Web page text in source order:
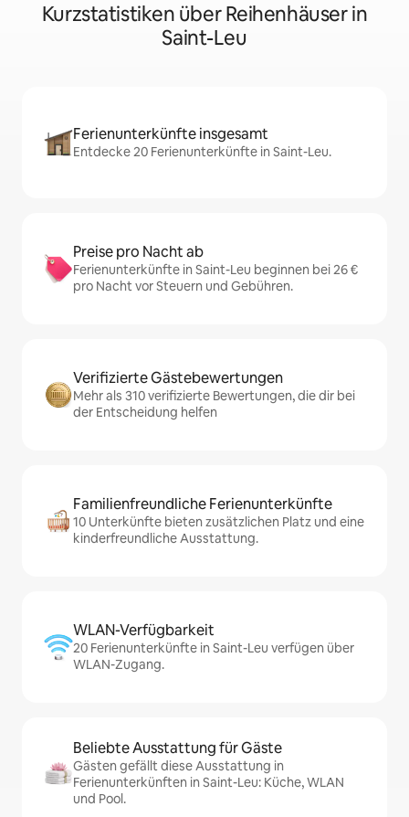
Kurzstatistiken über Reihenhäuser in
Saint-Leu
Ferienunterkünfte insgesamt
Entdecke 20 Ferienunterkünfte in Saint-Leu.
Preise pro Nacht ab
Ferienunterkünfte in Saint-Leu beginnen bei 26 €
pro Nacht vor Steuern und Gebühren.
Verifizierte Gästebewertungen
Mehr als 310 verifizierte Bewertungen, die dir bei
der Entscheidung helfen
Familienfreundliche Ferienunterkünfte
10 Unterkünfte bieten zusätzlichen Platz und eine
kinderfreundliche Ausstattung.
WLAN-Verfügbarkeit
20 Ferienunterkünfte in Saint-Leu verfügen über
WLAN-Zugang.
Beliebte Ausstattung für Gäste
Gästen gefällt diese Ausstattung in
Ferienunterkünften in Saint-Leu: Küche, WLAN
und Pool.